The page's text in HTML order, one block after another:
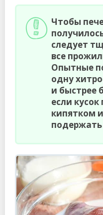
Чтобы
следует
все
Опытные
одну
и быстрее
если
кипятком
подержать